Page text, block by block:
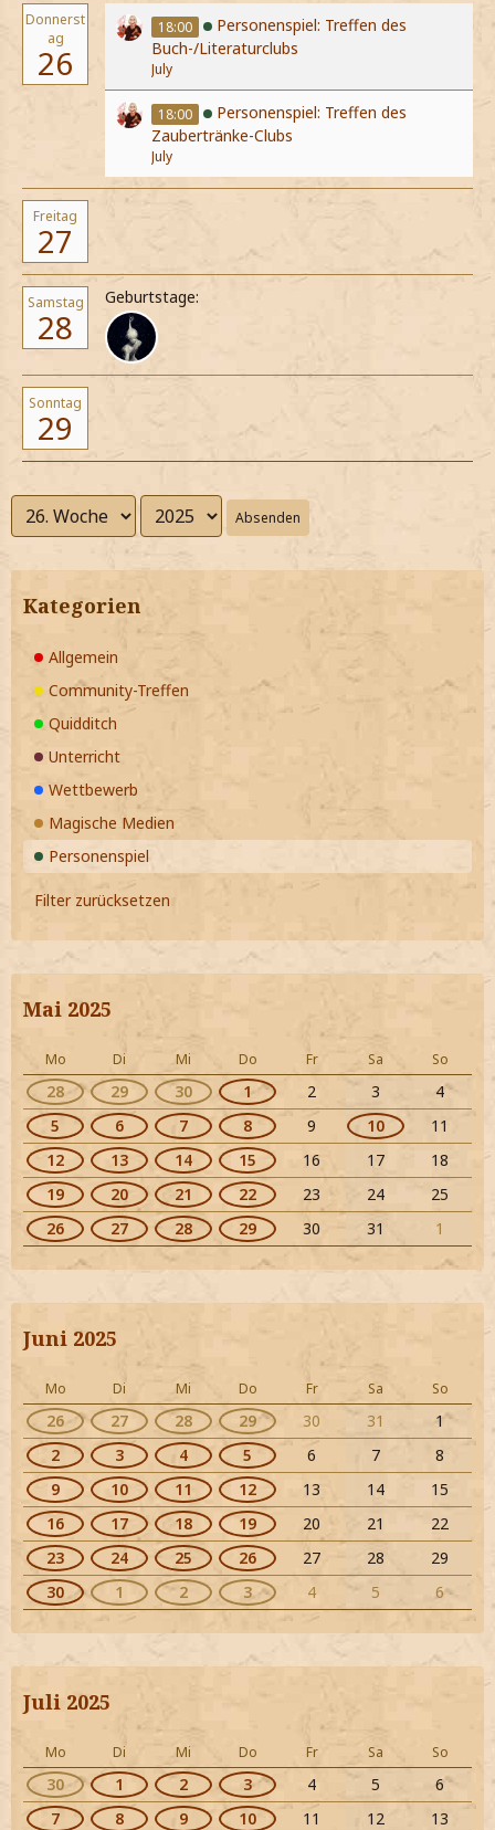
Donnerst
ag
26
18:00
Personenspiel: Treffen des
Buch-/Literaturclubs
July
18:00
Personenspiel: Treffen des
Zaubertränke-Clubs
July
Freitag
27
Samstag
28
Geburtstage:
Sonntag
29
Absenden
Kategorien
Allgemein
Community-Treffen
Quidditch
Unterricht
Wettbewerb
Magische Medien
Personenspiel
Filter zurücksetzen
Mai 2025
Mo Di Mi Do Fr Sa So
28 29 30 1 2 3
4
5
6 7 8 9 10
11
12
13 14 15 16 17
18
19
20 21 22 23 24
25
26
27 28 29 30 31 1
Juni 2025
Mo Di Mi Do Fr Sa So
26 27 28 29 30 31
1
2
3 4 5 6 7
8
9
10 11 12 13 14
15
16
17 18 19 20 21
22
23
24 25 26 27 28
29
30
1 2 3 4 5 6
Juli 2025
Mo Di Mi Do Fr Sa So
30 1 2 3 4 5
6
7
8 9 10 11 12
13